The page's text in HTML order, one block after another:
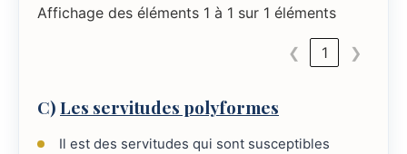
Affichage des éléments 1 à 1 sur 1 éléments
❮ 1 ❯
C)Les servitudes polyformes
Il est des servitudes qui sont susceptibles